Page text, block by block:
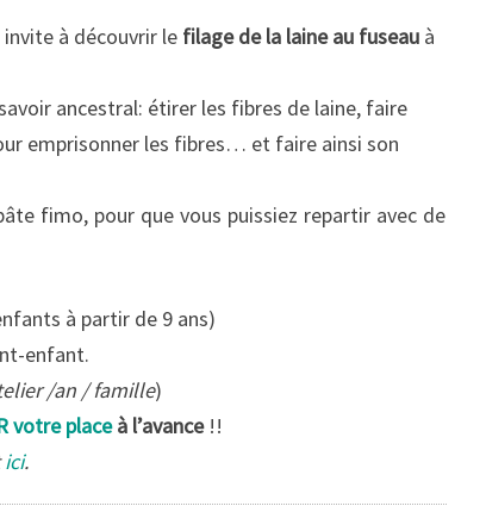
invite à découvrir le filage de la laine au fuseau à
ancestral: étirer les fibres de laine, faire
emprisonner les fibres… et faire ainsi son
fimo, pour que vous puissiez repartir avec de
à partir de 9 ans)
enfant.
/an / famille)
votre placeà l’avance!!
ici.